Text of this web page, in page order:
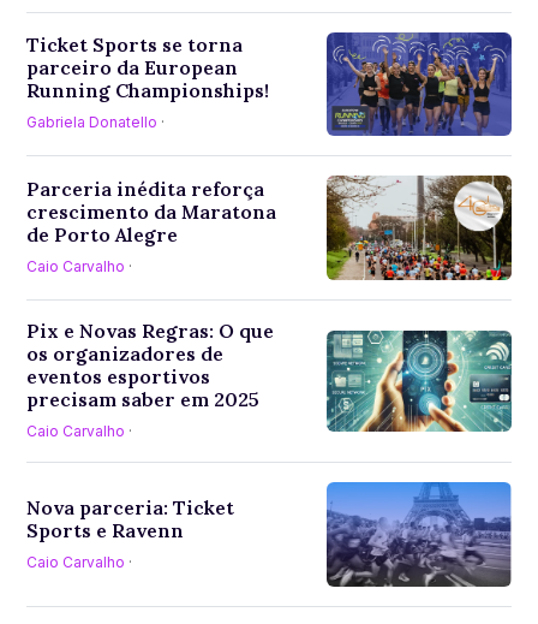
Ticket Sports se torna
parceiro da European
Running Championships!
Gabriela Donatello ·
Parceria inédita reforça
crescimento da Maratona
de Porto Alegre
Caio Carvalho ·
Pix e Novas Regras: O que
os organizadores de
eventos esportivos
precisam saber em 2025
Caio Carvalho ·
Nova parceria: Ticket
Sports e Ravenn
Caio Carvalho ·